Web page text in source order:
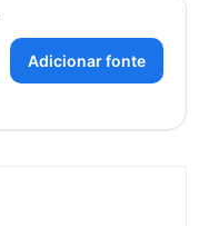
Adicionar fonte